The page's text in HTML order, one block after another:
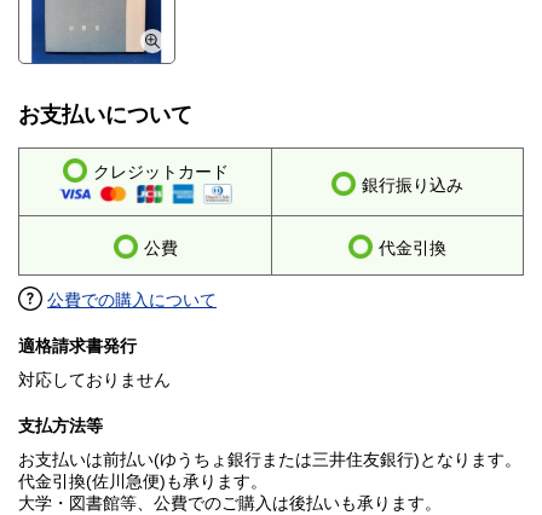
お支払いについて
クレジットカード
銀行振り込み
公費 代金引換
公費での購入について
適格請求書発行
対応しておりません
支払方法等
お支払いは前払い(ゆうちょ銀行または三井住友銀行)となります。
代金引換(佐川急便)も承ります。
大学・図書館等、公費でのご購入は後払いも承ります。